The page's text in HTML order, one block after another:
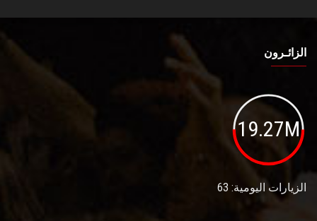
الزائـرون
19.27M
الزيارات اليومية: 63